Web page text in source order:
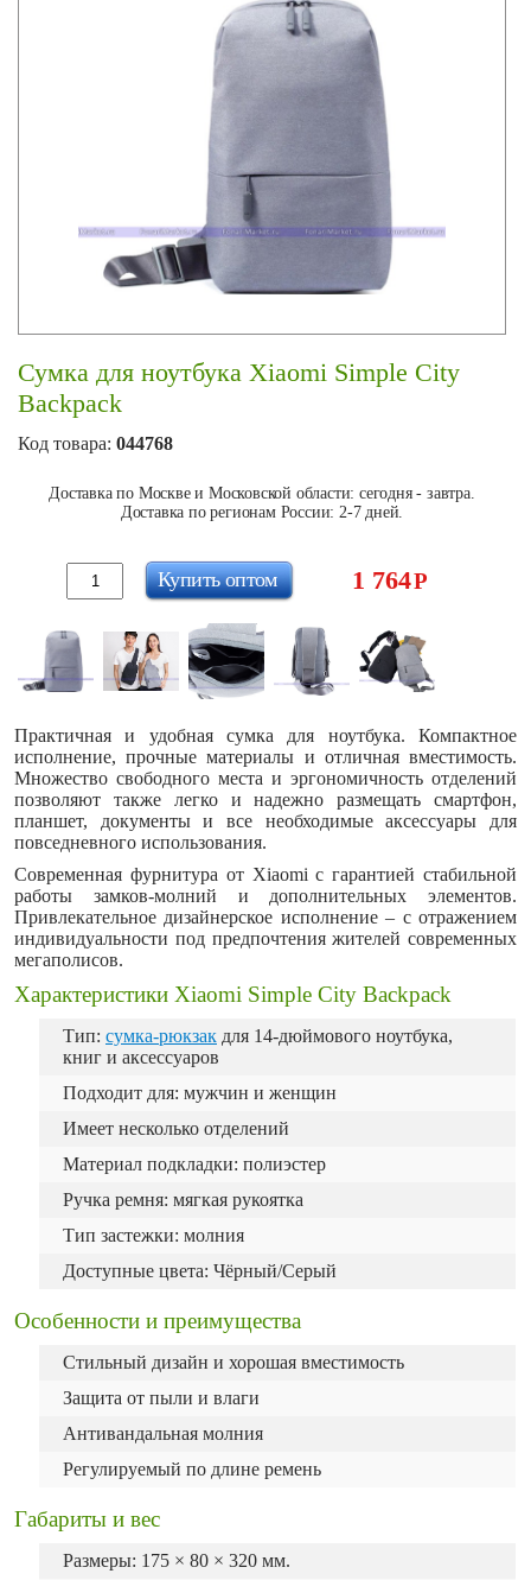
Сумка для ноутбука Xiaomi Simple City
Backpack
Код товара: 044768
Доставка по Москве и Московской области: сегодня - завтра.
Доставка по регионам России: 2-7 дней.
1 764Р
Купить оптом
Практичная и удобная сумка для ноутбука. Компактное
исполнение, прочные материалы и отличная вместимость.
Множество свободного места и эргономичность отделений
позволяют также легко и надежно размещать смартфон,
планшет, документы и все необходимые аксессуары для
повседневного использования.
Современная фурнитура от Xiaomi с гарантией стабильной
работы замков-молний и дополнительных элементов.
Привлекательное дизайнерское исполнение – с отражением
индивидуальности под предпочтения жителей современных
мегаполисов.
Характеристики Xiaomi Simple City Backpack
Тип: сумка-рюкзак для 14-дюймового ноутбука,
книг и аксессуаров
Подходит для: мужчин и женщин
Имеет несколько отделений
Материал подкладки: полиэстер
Ручка ремня: мягкая рукоятка
Тип застежки: молния
Доступные цвета: Чёрный/Серый
Особенности и преимущества
Стильный дизайн и хорошая вместимость
Защита от пыли и влаги
Антивандальная молния
Регулируемый по длине ремень
Габариты и вес
Размеры: 175 × 80 × 320 мм.